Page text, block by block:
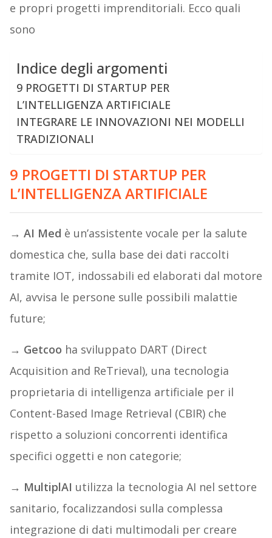
e propri progetti imprenditoriali. Ecco quali
sono
Indice degli argomenti
9 PROGETTI DI STARTUP PER
L’INTELLIGENZA ARTIFICIALE
INTEGRARE LE INNOVAZIONI NEI MODELLI
TRADIZIONALI
9 PROGETTI DI STARTUP PER
L’INTELLIGENZA ARTIFICIALE
→ AI Med è un’assistente vocale per la salute
domestica che, sulla base dei dati raccolti
tramite IOT, indossabili ed elaborati dal motore
AI, avvisa le persone sulle possibili malattie
future;
→ Getcoo ha sviluppato DART (Direct
Acquisition and ReTrieval), una tecnologia
proprietaria di intelligenza artificiale per il
Content-Based Image Retrieval (CBIR) che
rispetto a soluzioni concorrenti identifica
specifici oggetti e non categorie;
→ MultiplAI utilizza la tecnologia AI nel settore
sanitario, focalizzandosi sulla complessa
integrazione di dati multimodali per creare